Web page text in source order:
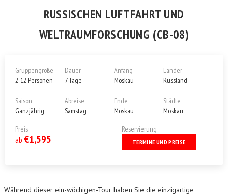
RUSSISCHEN LUFTFAHRT UND
WELTRAUMFORSCHUNG (CB-08)
Gruppengröße
2-12 Personen
Saison
Ganzjährig
Dauer
7 Tage
Abreise
Samstag
Anfang
Moskau
Ende
Moskau
Länder
Russland
Städte
Moskau
Preis
ab €1,595
Reservierung
TERMINE UND PREISE
Während dieser ein-wöchigen-Tour haben Sie die einzigartige